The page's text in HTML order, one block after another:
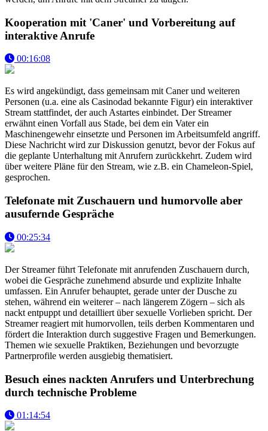
Kooperation mit 'Caner' und Vorbereitung auf
interaktive Anrufe
00:16:08
Es wird angekündigt, dass gemeinsam mit Caner und weiteren
Personen (u.a. eine als Casinodad bekannte Figur) ein interaktiver
Stream stattfindet, der auch Astartes einbindet. Der Streamer
erwähnt einen Vorfall aus Stade, bei dem ein Vater ein
Maschinengewehr einsetzte und Personen im Arbeitsumfeld angriff.
Diese Nachricht wird zur Diskussion genutzt, bevor der Fokus auf
die geplante Unterhaltung mit Anrufern zurückkehrt. Zudem wird
über weitere Pläne für den Stream, wie z.B. ein Chameleon-Spiel,
gesprochen.
Telefonate mit Zuschauern und humorvolle aber
ausufernde Gespräche
00:25:34
Der Streamer führt Telefonate mit anrufenden Zuschauern durch,
wobei die Gespräche zunehmend absurde und explizite Inhalte
umfassen. Ein Anrufer behauptet, gerade unter der Dusche zu
stehen, während ein weiterer – nach längerem Zögern – sich als
nackt entpuppt und detailliert über sexuelle Vorlieben spricht. Der
Streamer reagiert mit humorvollen, teils derben Kommentaren und
fördert die Interaktion durch suggestive Fragen und Bemerkungen.
Themen wie sexuelle Praktiken, Beziehungen und bevorzugte
Partnerprofile werden ausgiebig thematisiert.
Besuch eines nackten Anrufers und Unterbrechung
durch technische Probleme
01:14:54